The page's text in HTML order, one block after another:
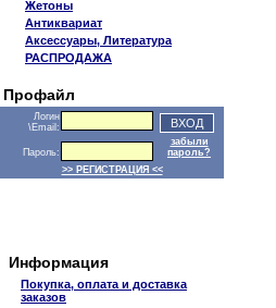
Жетоны
Антиквариат
Аксессуары, Литература
РАСПРОДАЖА
Профайл
Логин
\Email:
Пароль:
забыли
пароль?
>> РЕГИСТРАЦИЯ <<
Информация
Покупка, оплата и доставка
заказов